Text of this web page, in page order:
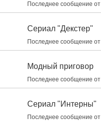
Последнее сообщение от
Сериал "Декстер"
Последнее сообщение от
Модный приговор
Последнее сообщение от
Сериал "Интерны"
Последнее сообщение от